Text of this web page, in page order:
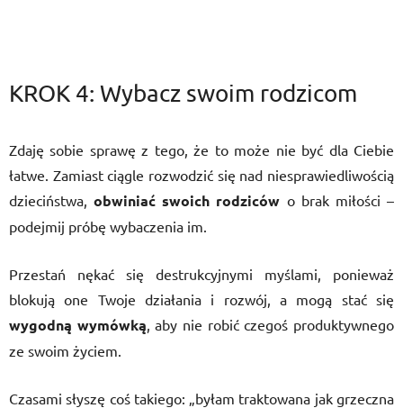
KROK 4: Wybacz swoim rodzicom
Zdaję sobie sprawę z tego, że to może nie być dla Ciebie
łatwe. Zamiast ciągle rozwodzić się nad niesprawiedliwością
dzieciństwa,obwiniać swoich rodziców o brak miłości –
podejmij próbę wybaczenia im.
Przestań nękać się destrukcyjnymi myślami, ponieważ
blokują one Twoje działania i rozwój, a mogą stać się
wygodną wymówką, aby nie robić czegoś produktywnego
ze swoim życiem.
Czasami słyszę coś takiego: „byłam traktowana jak grzeczna